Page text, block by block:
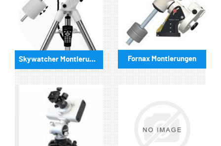
Skywatcher Montierungen & Zubehör Fornax Montierungen